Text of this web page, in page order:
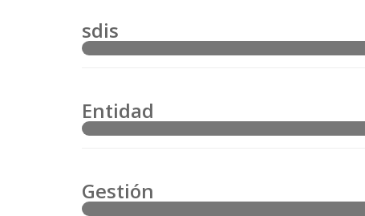
sdis
Entidad
Gestión